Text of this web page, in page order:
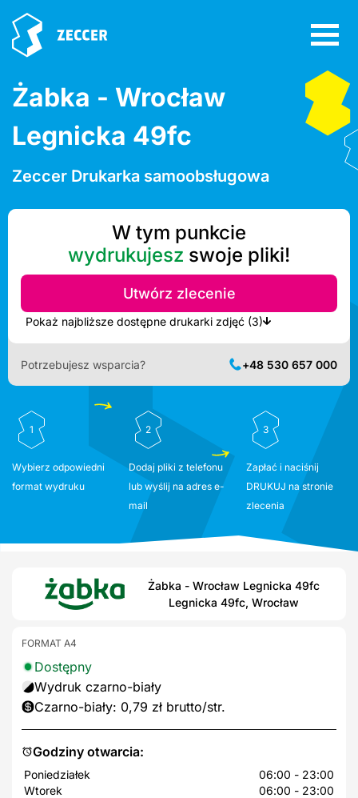
Żabka - Wrocław
Legnicka 49fc
Zeccer Drukarka samoobsługowa
W tym punkcie
wydrukujesz swoje pliki!
Utwórz zlecenie
Pokaż najbliższe dostępne drukarki zdjęć (3)
Potrzebujesz wsparcia? +48 530 657 000
1
Wybierz odpowiedni
format wydruku
2
Dodaj pliki z telefonu
lub wyślij na adres e-
mail
3
Zapłać i naciśnij
DRUKUJ na stronie
zlecenia
Żabka - Wrocław Legnicka 49fc
Legnicka 49fc, Wrocław
Godziny otwarcia:
Poniedziałek
06:00 - 23:00
Wtorek
06:00 - 23:00
FORMAT A4
Dostępny
Wydruk czarno-biały
Czarno-biały: 0,79 zł brutto/str.